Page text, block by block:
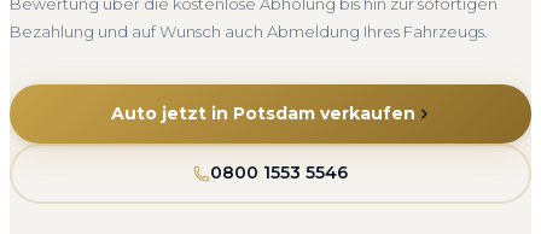
Bezahlung und auf Wunsch auch Abmeldung Ihres Fahrzeugs.
Auto jetzt in Potsdam verkaufen
0800 1553 5546